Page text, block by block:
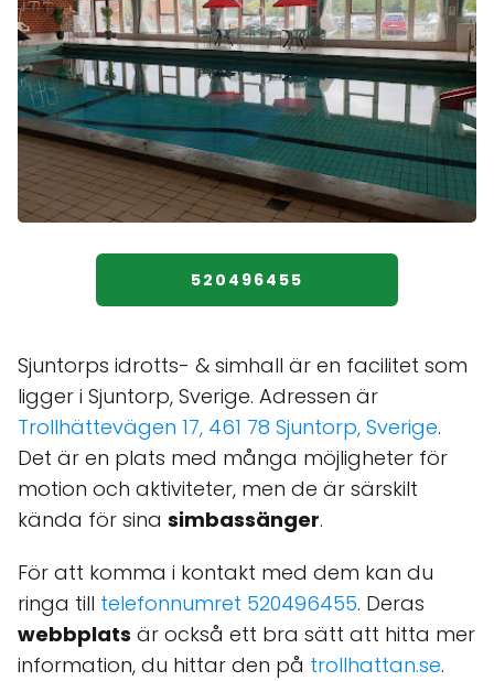
520496455
Sjuntorps idrotts- & simhall är en facilitet som
ligger i Sjuntorp, Sverige. Adressen är
Trollhättevägen 17, 461 78 Sjuntorp, Sverige.
Det är en plats med många möjligheter för
motion och aktiviteter, men de är särskilt
kända för sina simbassänger.
För att komma i kontakt med dem kan du
ringa till telefonnumret 520496455. Deras
webbplats är också ett bra sätt att hitta mer
information, du hittar den på trollhattan.se.